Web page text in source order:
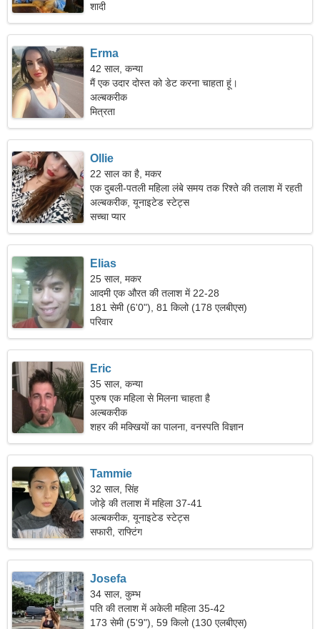
शादी
Erma
42 साल, कन्या
मैं एक उदार दोस्त को डेट करना चाहता हूं।
अल्बकरीक
मित्रता
Ollie
22 साल का है, मकर
एक दुबली-पतली महिला लंबे समय तक रिश्ते की तलाश में रहती
है।
अल्बकरीक, यूनाइटेड स्टेट्स
सच्चा प्यार
Elias
25 साल, मकर
आदमी एक औरत की तलाश में 22-28
181 सेमी (6'0"), 81 किलो (178 एलबीएस)
परिवार
Eric
35 साल, कन्या
पुरुष एक महिला से मिलना चाहता है
अल्बकरीक
शहर की मक्खियों का पालना, वनस्पति विज्ञान
Tammie
32 साल, सिंह
जोड़े की तलाश में महिला 37-41
अल्बकरीक, यूनाइटेड स्टेट्स
सफारी, राफ्टिंग
Josefa
34 साल, कुम्भ
पति की तलाश में अकेली महिला 35-42
173 सेमी (5'9"), 59 किलो (130 एलबीएस)